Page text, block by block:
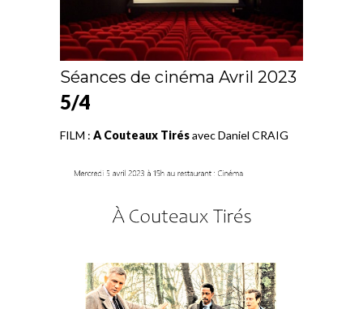
Séances de cinéma Avril 2023
5/4
FILM : A Couteaux Tirésavec Daniel CRAIG